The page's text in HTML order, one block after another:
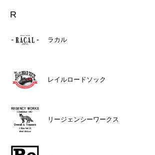
R
ラカル
レイルロードソック
リージェンシーワークス